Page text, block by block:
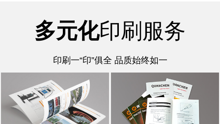
多元化印刷服务
印刷一“印”俱全 品质始终如一